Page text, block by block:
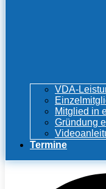
VDA-
Mitglied in
Gründung
Termine